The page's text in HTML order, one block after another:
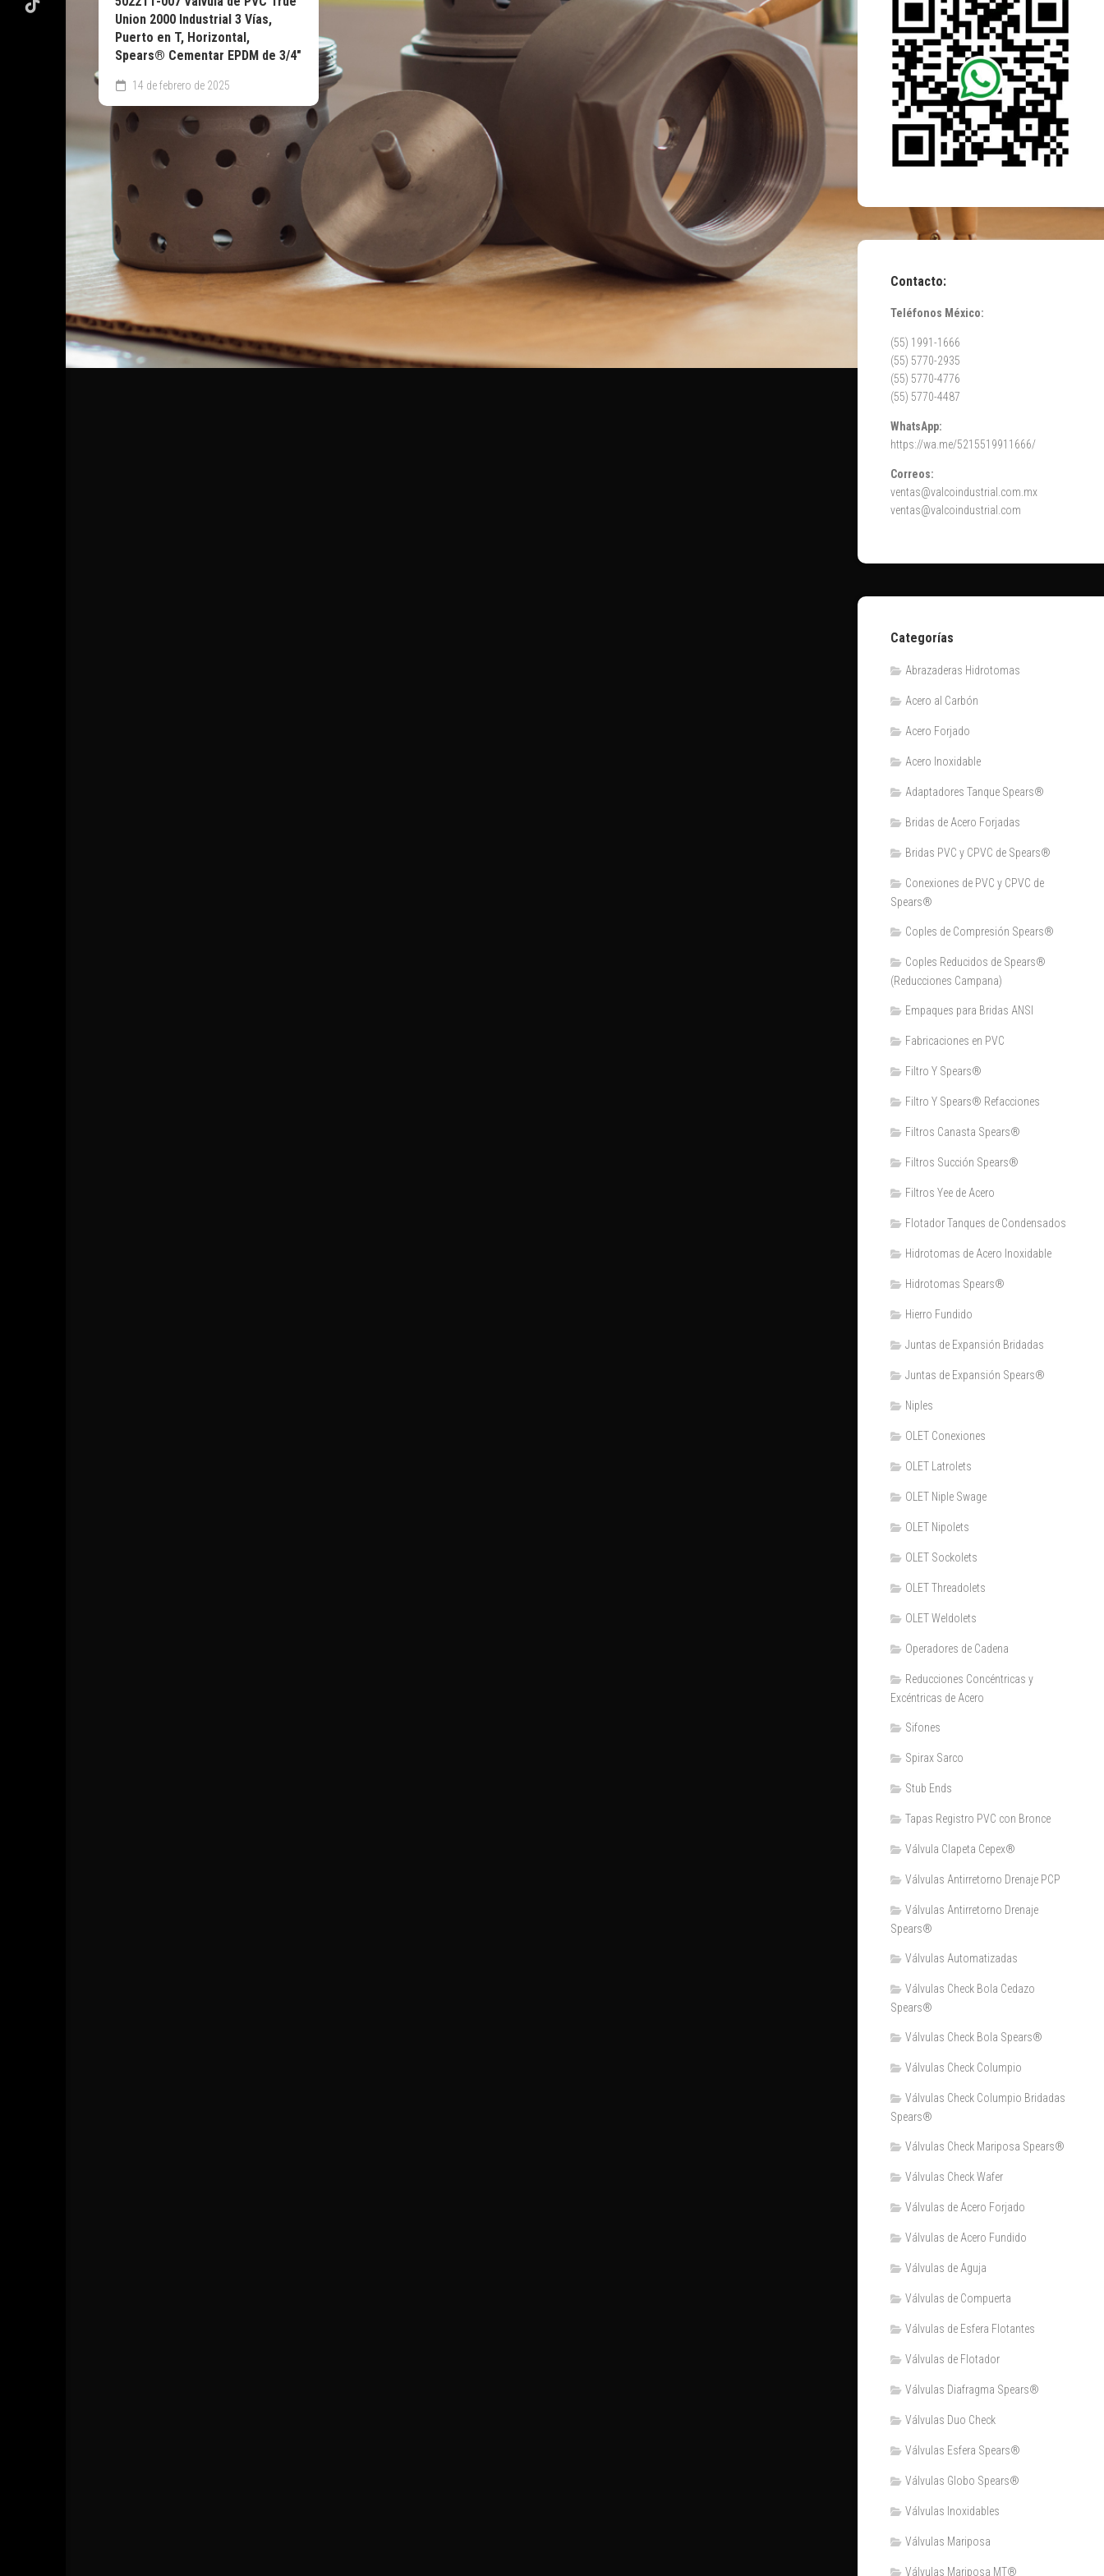
Union 2000 Industrial 3 Vías,
Puerto en T, Horizontal,
Spears® Cementar EPDM de 3/4″
14 de febrero de 2025
Contacto:
Teléfonos México:
(55) 1991-1666
(55) 5770-2935
(55) 5770-4776
(55) 5770-4487
WhatsApp:
https://wa.me/5215519911666/
Correos:
ventas@valcoindustrial.com.mx
ventas@valcoindustrial.com
Categorías
Abrazaderas Hidrotomas
Acero al Carbón
Acero Forjado
Acero Inoxidable
Adaptadores Tanque Spears®
Bridas de Acero Forjadas
Bridas PVC y CPVC de Spears®
Conexiones de PVC y CPVC de
Spears®
Coples de Compresión Spears®
Coples Reducidos de Spears®
(Reducciones Campana)
Empaques para Bridas ANSI
Fabricaciones en PVC
Filtro Y Spears®
Filtro Y Spears® Refacciones
Filtros Canasta Spears®
Filtros Succión Spears®
Filtros Yee de Acero
Flotador Tanques de Condensados
Hidrotomas de Acero Inoxidable
Hidrotomas Spears®
Hierro Fundido
Juntas de Expansión Bridadas
Juntas de Expansión Spears®
Niples
OLET Conexiones
OLET Latrolets
OLET Niple Swage
OLET Nipolets
OLET Sockolets
OLET Threadolets
OLET Weldolets
Operadores de Cadena
Reducciones Concéntricas y
Excéntricas de Acero
Sifones
Spirax Sarco
Stub Ends
Tapas Registro PVC con Bronce
Válvula Clapeta Cepex®
Válvulas Antirretorno Drenaje PCP
Válvulas Antirretorno Drenaje
Spears®
Válvulas Automatizadas
Válvulas Check Bola Cedazo
Spears®
Válvulas Check Bola Spears®
Válvulas Check Columpio
Válvulas Check Columpio Bridadas
Spears®
Válvulas Check Mariposa Spears®
Válvulas Check Wafer
Válvulas de Acero Forjado
Válvulas de Acero Fundido
Válvulas de Aguja
Válvulas de Compuerta
Válvulas de Esfera Flotantes
Válvulas de Flotador
Válvulas Diafragma Spears®️
Válvulas Duo Check
Válvulas Esfera Spears®
Válvulas Globo Spears®
Válvulas Inoxidables
Válvulas Mariposa
Válvulas Mariposa MT®